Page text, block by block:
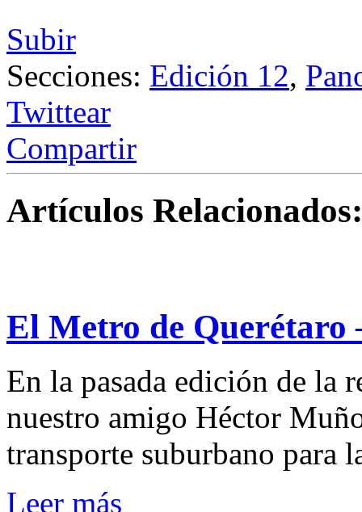
Subir
Secciones: Edición 12,
Twittear
Compartir
Artículos Relacionados:
El Metro de Querétaro
En la pasada edición de la
nuestro amigo Héctor
transporte suburbano para
Leer más